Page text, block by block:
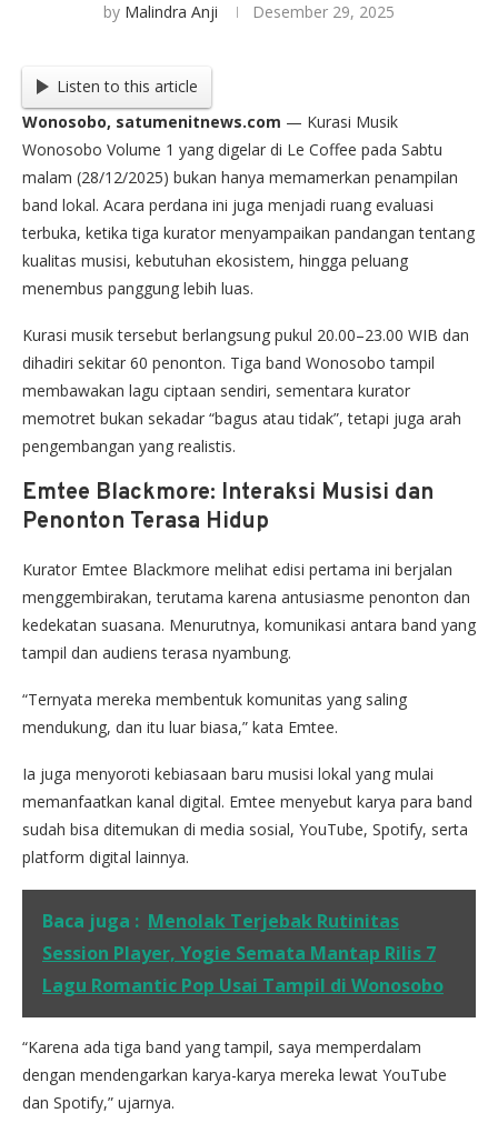
by Malindra Anji Desember 29, 2025
Listen to this article
Wonosobo, satumenitnews.com — Kurasi Musik
Wonosobo Volume 1 yang digelar di Le Coffee pada Sabtu
malam (28/12/2025) bukan hanya memamerkan penampilan
band lokal. Acara perdana ini juga menjadi ruang evaluasi
terbuka, ketika tiga kurator menyampaikan pandangan tentang
kualitas musisi, kebutuhan ekosistem, hingga peluang
menembus panggung lebih luas.
Kurasi musik tersebut berlangsung pukul 20.00–23.00 WIB dan
dihadiri sekitar 60 penonton. Tiga band Wonosobo tampil
membawakan lagu ciptaan sendiri, sementara kurator
memotret bukan sekadar “bagus atau tidak”, tetapi juga arah
pengembangan yang realistis.
Emtee Blackmore: Interaksi Musisi dan
Penonton Terasa Hidup
Kurator Emtee Blackmore melihat edisi pertama ini berjalan
menggembirakan, terutama karena antusiasme penonton dan
kedekatan suasana. Menurutnya, komunikasi antara band yang
tampil dan audiens terasa nyambung.
“Ternyata mereka membentuk komunitas yang saling
mendukung, dan itu luar biasa,” kata Emtee.
Ia juga menyoroti kebiasaan baru musisi lokal yang mulai
memanfaatkan kanal digital. Emtee menyebut karya para band
sudah bisa ditemukan di media sosial, YouTube, Spotify, serta
platform digital lainnya.
Baca juga : Menolak Terjebak Rutinitas
Session Player, Yogie Semata Mantap Rilis 7
Lagu Romantic Pop Usai Tampil di Wonosobo
“Karena ada tiga band yang tampil, saya memperdalam
dengan mendengarkan karya-karya mereka lewat YouTube
dan Spotify,” ujarnya.